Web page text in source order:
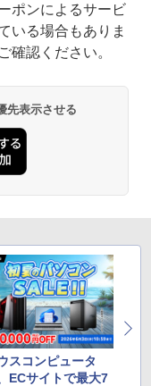
ポンによるサービ
いる場合もありま
確認ください。
先表示させる
スコンピュータ
ECサイトで最大7